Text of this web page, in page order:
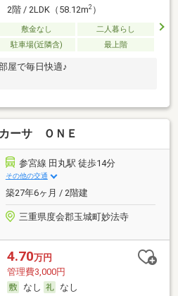
2階 / 2LDK（58.12m2）
敷金なし
二人暮らし
駐車場(近隣含) 最上階
屋で毎日快適♪
ーサ ＯＮＥ
参宮線 田丸駅 徒歩14分
その他の交通
築27年6ヶ月 / 2階建
三重県度会郡玉城町妙法寺
4.70万円
管理費3,000円
なし
なし